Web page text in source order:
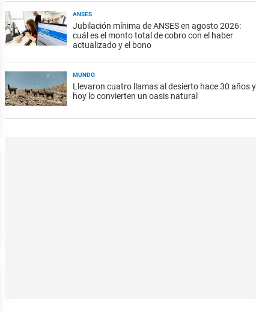
ANSES
Jubilación mínima de ANSES en agosto 2026:
cuál es el monto total de cobro con el haber
actualizado y el bono
MUNDO
Llevaron cuatro llamas al desierto hace 30 años y
hoy lo convierten un oasis natural